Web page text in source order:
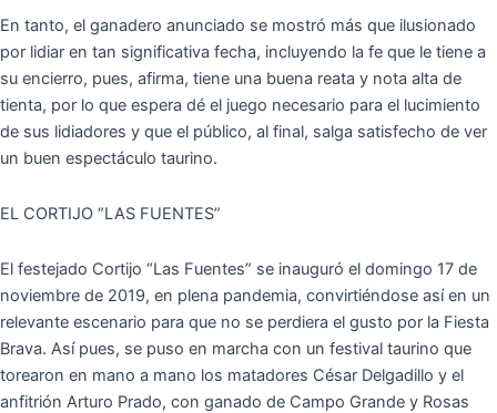
En tanto, el ganadero anunciado se mostró más que ilusionado
por lidiar en tan significativa fecha, incluyendo la fe que le tiene a
su encierro, pues, afirma, tiene una buena reata y nota alta de
tienta, por lo que espera dé el juego necesario para el lucimiento
de sus lidiadores y que el público, al final, salga satisfecho de ver
un buen espectáculo taurino.
EL CORTIJO “LAS FUENTES”
El festejado Cortijo “Las Fuentes” se inauguró el domingo 17 de
noviembre de 2019, en plena pandemia, convirtiéndose así en un
relevante escenario para que no se perdiera el gusto por la Fiesta
Brava. Así pues, se puso en marcha con un festival taurino que
torearon en mano a mano los matadores César Delgadillo y el
anfitrión Arturo Prado, con ganado de Campo Grande y Rosas